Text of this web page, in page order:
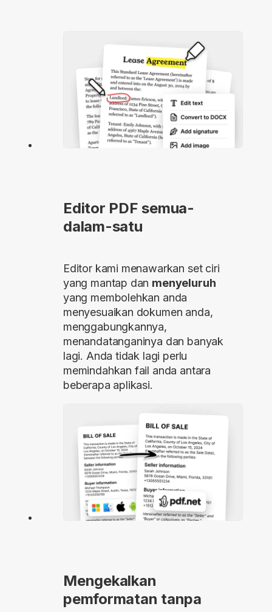
Editor PDF semua-
dalam-satu
Editor kami menawarkan set ciri
yang mantap dan menyeluruh
yang membolehkan anda
menyesuaikan dokumen anda,
menggabungkannya,
menandatanganinya dan banyak
lagi. Anda tidak lagi perlu
memindahkan fail anda antara
beberapa aplikasi.
Mengekalkan
pemformatan tanpa